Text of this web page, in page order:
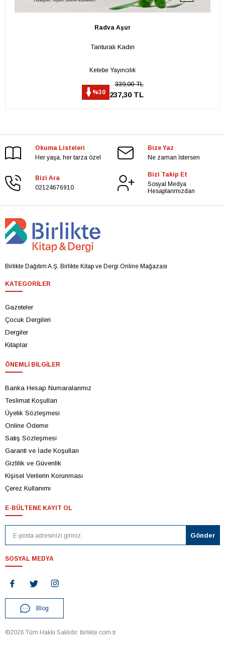
Radva Aşur
Tanturalı Kadın
Ketebe Yayıncılık
%30
339,00 TL
237,30 TL
Okuma Listeleri
Her yaşa, her tarza özel
Bize Yaz
Ne zaman İstersen
Bizi Ara
02124676910
Bizi Takip Et
Sosyal Medya
Hesaplarımızdan
Birlikte Dağıtım A.Ş. Birlikte Kitap ve Dergi Online Mağazası
KATEGORILER
Gazeteler
Çocuk Dergileri
Dergiler
Kitaplar
ÖNEMLI BILGILER
Banka Hesap Numaralarımız
Teslimat Koşulları
Üyelik Sözleşmesi
Online Ödeme
Satış Sözleşmesi
Garanti ve İade Koşulları
Gizlilik ve Güvenlik
Kişisel Verilerin Korunması
Çerez Kullanımı
E-BÜLTENE KAYIT OL
SOSYAL MEDYA
Blog
©2026 Tüm Hakkı Saklıdır. birlikte.com.tr